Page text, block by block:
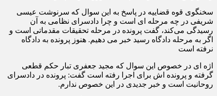
سخنگوی قوه قضاییه در پاسخ به این سوال که سرنوشت عیسی
شریفی در چه مرحله ای است و چرا دادسرای نظامی به آن
رسیدگی می‌کند، گفت پرونده در مرحله تحقیقات مقدماتی است و
اگر به مرحله دادگاه رسید خبر می دهیم. هنوز پرونده به دادگاه
نرفته است
اژه ای در خصوص این سوال که مجید جعفری تبار حکم قطعی
گرفته و پرونده اش برای اجرا رفته است گفت: پرونده در دادسرای
روحانیت است و‌ خبر جدیدی در این خصوص ندارم.